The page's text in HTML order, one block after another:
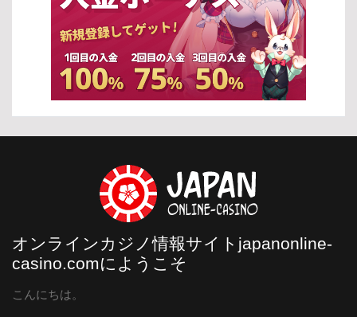
オンラインカジノ情報サイトjapanonline-
casino.comにようこそ
こんにちは。